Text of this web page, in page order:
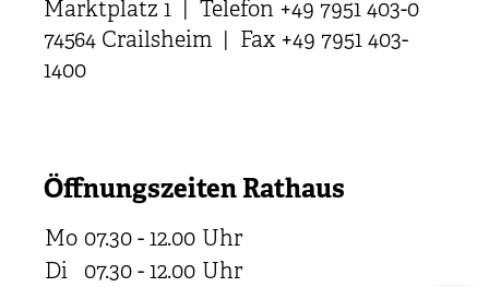
Marktplatz 1 | Telefon +49 7951 403-0
74564 Crailsheim | Fax +49 7951 403-
1400
Öffnungszeiten Rathaus
Mo 07.30 - 12.00 Uhr
Di
07.30 - 12.00 Uhr